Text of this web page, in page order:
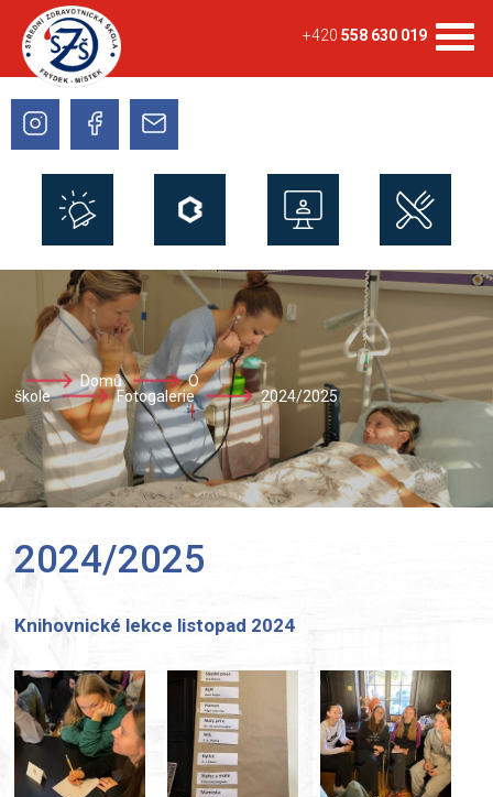
+420 558 630 019
Domů
O
škole
Fotogalerie 2024/2025
2024/2025
Knihovnické lekce listopad 2024